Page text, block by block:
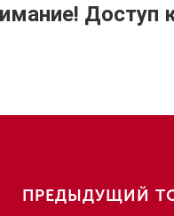
Доступ
ПРЕДЫДУЩИЙ